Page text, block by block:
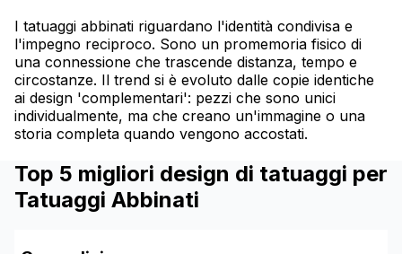
I tatuaggi abbinati riguardano l'identità condivisa e
l'impegno reciproco. Sono un promemoria fisico di
una connessione che trascende distanza, tempo e
circostanze. Il trend si è evoluto dalle copie identiche
ai design 'complementari': pezzi che sono unici
individualmente, ma che creano un'immagine o una
storia completa quando vengono accostati.
Top 5 migliori design di tatuaggi per
Tatuaggi Abbinati